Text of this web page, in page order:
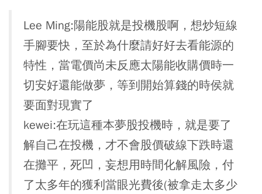
Lee Ming:陽能股就是投機股啊，想炒短線
手腳要快，至於為什麼請好好去看能源的
特性，當電價尚未反應太陽能收購價時一
切安好還能做夢，等到開始算錢的時侯就
要面對現實了
kewei:在玩這種本夢股投機時，就是要了
解自己在投機，才不會股價破線下跌時還
在攤平，死凹，妄想用時間化解風險，付
了太多年的獲利當眼光費後(被拿走太多少